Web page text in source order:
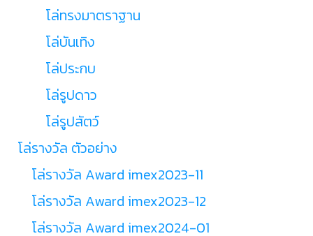
โล่ทรงมาตราฐาน
โล่บันเทิง
โล่ประกบ
โล่รูปดาว
โล่รูปสัตว์
โล่รางวัล ตัวอย่าง
โล่รางวัล Award imex2023-11
โล่รางวัล Award imex2023-12
โล่รางวัล Award imex2024-01